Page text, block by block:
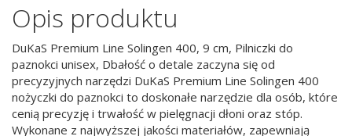
Opis produktu
DuKaS Premium Line Solingen 400, 9 cm, Pilniczki do
paznokci unisex, Dbałość o detale zaczyna się od
precyzyjnych narzędzi DuKaS Premium Line Solingen 400
nożyczki do paznokci to doskonałe narzędzie dla osób, które
cenią precyzję i trwałość w pielęgnacji dłoni oraz stóp.
Wykonane z najwyższej jakości materiałów, zapewniają